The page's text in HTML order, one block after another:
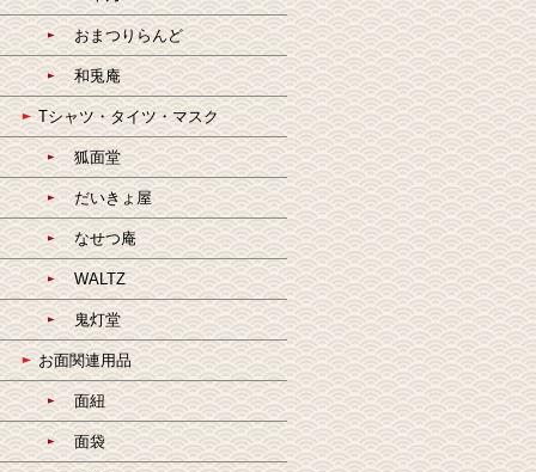
おまつりらんど
和兎庵
Tシャツ・タイツ・マスク
狐面堂
だいきょ屋
なせつ庵
WALTZ
鬼灯堂
お面関連用品
面紐
面袋